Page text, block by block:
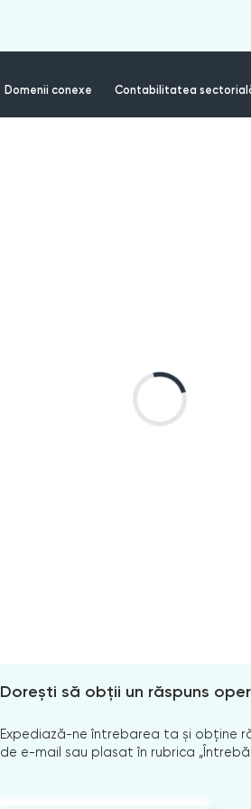
Domenii conexe Contabilitatea
Dorești să obții un răspuns
Expediază-ne întrebarea ta și obține
de e-mail sau plasat în rubrica